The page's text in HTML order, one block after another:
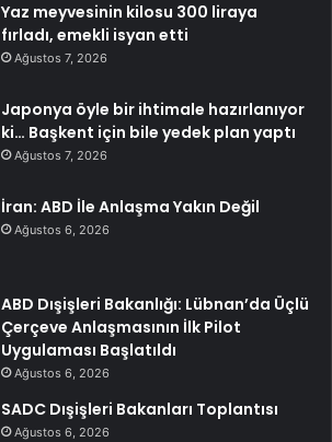
Yaz meyvesinin kilosu 300 liraya
fırladı, emekli isyan etti
Ağustos 7, 2026
Japonya öyle bir ihtimale hazırlanıyor
ki… Başkent için bile yedek plan yaptı
Ağustos 7, 2026
İran: ABD İle Anlaşma Yakın Değil
Ağustos 6, 2026
ABD Dışişleri Bakanlığı: Lübnan’da Üçlü
Çerçeve Anlaşmasının İlk Pilot
Uygulaması Başlatıldı
Ağustos 6, 2026
SADC Dışişleri Bakanları Toplantısı
Ağustos 6, 2026